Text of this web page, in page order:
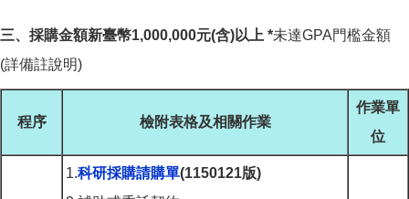
三、 採購金額新臺幣1,000,000元(含)以上 *未達GPA門檻金額
(詳備註說明)
程序 檢附表格及相關作業
作業單
位
1.科研採購請購單(1150121版)